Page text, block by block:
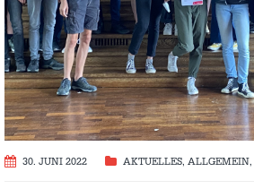
30. JUNI 2022 AKTUELLES, ALLGEMEIN,